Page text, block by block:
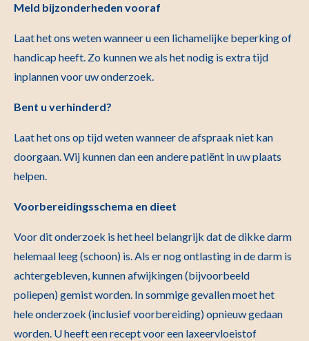
Meld bijzonderheden vooraf
Laat het ons weten wanneer u een lichamelijke beperking of
handicap heeft. Zo kunnen we als het nodig is extra tijd
inplannen voor uw onderzoek.
Bent u verhinderd?
Laat het ons op tijd weten wanneer de afspraak niet kan
doorgaan. Wij kunnen dan een andere patiënt in uw plaats
helpen.
Voorbereidingsschema en dieet
Voor dit onderzoek is het heel belangrijk dat de dikke darm
helemaal leeg (schoon) is. Als er nog ontlasting in de darm is
achtergebleven, kunnen afwijkingen (bijvoorbeeld
poliepen) gemist worden. In sommige gevallen moet het
hele onderzoek (inclusief voorbereiding) opnieuw gedaan
worden. U heeft een recept voor een laxeervloeistof